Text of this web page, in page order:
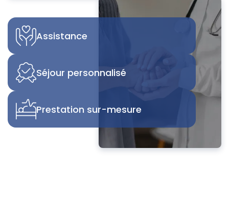
Assistance
Séjour personnalisé
Prestation sur-mesure